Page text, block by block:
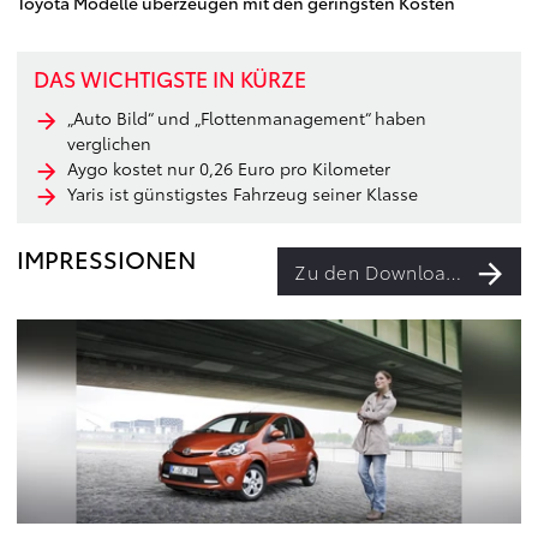
DAS WICHTIGSTE IN KÜRZE
„Auto Bild“ und „Flottenmanagement“ haben
verglichen
Aygo kostet nur 0,26 Euro pro Kilometer
Yaris ist günstigstes Fahrzeug seiner Klasse
IMPRESSIONEN Zu den Downloads